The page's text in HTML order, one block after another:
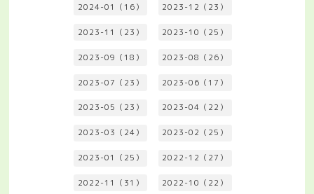
2024-01（16） 2023-12（23）
2023-11（23） 2023-10（25）
2023-09（18） 2023-08（26）
2023-07（23） 2023-06（17）
2023-05（23） 2023-04（22）
2023-03（24） 2023-02（25）
2023-01（25） 2022-12（27）
2022-11（31） 2022-10（22）